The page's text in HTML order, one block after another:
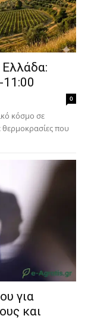
0
κόσμο σε
που
για
και